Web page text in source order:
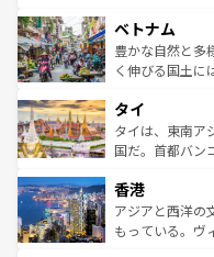
参照してほしい。
容にもいいと評
が
照してほしい。
き、地方に足を
できる。そして
まで、さまざま
リティに包まれ
覧を参照してほ
ベトナム
豊かな自然と多
く伸びる国土に
急速な発展と共
ーチミン市のフ
醸し出している
とつ。フォーや
ひ現地で味わい
が旅行者を迎え
タイ
タイは、東南ア
国だ。首都バン
の活気が交差し
帯で自然と触れ
いビーチでリゾ
香港
アジアと西洋の
もっている。ヴ